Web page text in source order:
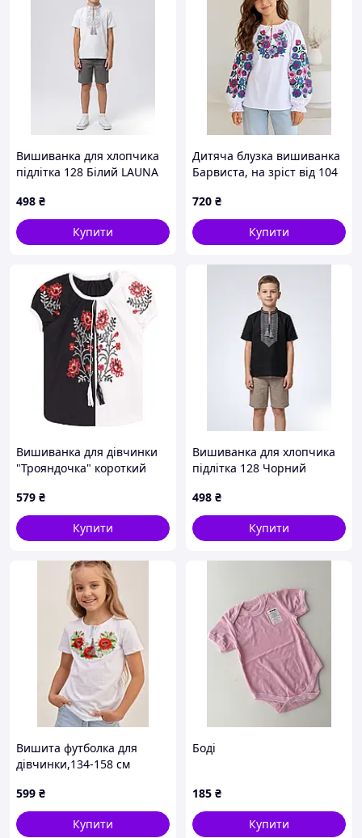
Вишиванка для хлопчика
підлітка 128 Білий LAUNA
498 ₴
Купити
Дитяча блузка вишиванка
Барвиста, на зріст від 104
720 ₴
Купити
Вишиванка для дівчинки
"Трояндочка" короткий
роки)
579 ₴
Купити
Вишиванка для хлопчика
підлітка 128 Чорний
498 ₴
Купити
Вишита футболка для
дівчинки,134-158 см
599 ₴
Купити
Боді
185 ₴
Купити